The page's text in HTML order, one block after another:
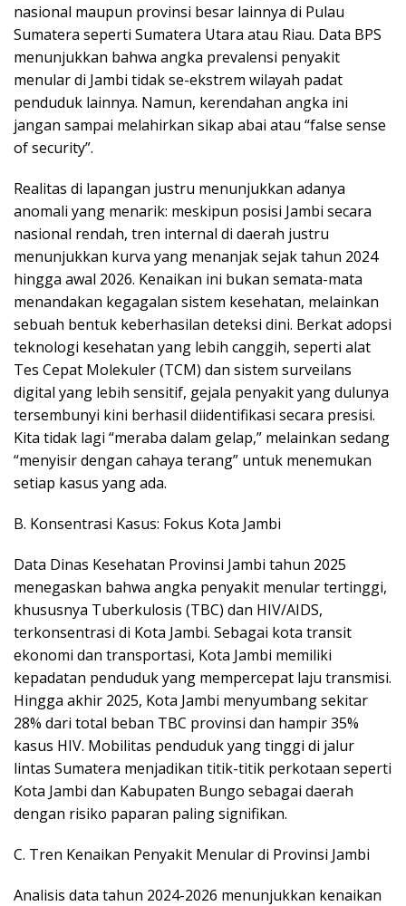
nasional maupun provinsi besar lainnya di Pulau
Sumatera seperti Sumatera Utara atau Riau. Data BPS
menunjukkan bahwa angka prevalensi penyakit
menular di Jambi tidak se-ekstrem wilayah padat
penduduk lainnya. Namun, kerendahan angka ini
jangan sampai melahirkan sikap abai atau “false sense
of security”.
​Realitas di lapangan justru menunjukkan adanya
anomali yang menarik: meskipun posisi Jambi secara
nasional rendah, tren internal di daerah justru
menunjukkan kurva yang menanjak sejak tahun 2024
hingga awal 2026. Kenaikan ini bukan semata-mata
menandakan kegagalan sistem kesehatan, melainkan
sebuah bentuk keberhasilan deteksi dini. Berkat adopsi
teknologi kesehatan yang lebih canggih, seperti alat
Tes Cepat Molekuler (TCM) dan sistem surveilans
digital yang lebih sensitif, gejala penyakit yang dulunya
tersembunyi kini berhasil diidentifikasi secara presisi.
Kita tidak lagi “meraba dalam gelap,” melainkan sedang
“menyisir dengan cahaya terang” untuk menemukan
setiap kasus yang ada.
​B. Konsentrasi Kasus: Fokus Kota Jambi
Data Dinas Kesehatan Provinsi Jambi tahun 2025
menegaskan bahwa angka penyakit menular tertinggi,
khususnya Tuberkulosis (TBC) dan HIV/AIDS,
terkonsentrasi di Kota Jambi. Sebagai kota transit
ekonomi dan transportasi, Kota Jambi memiliki
kepadatan penduduk yang mempercepat laju transmisi.
Hingga akhir 2025, Kota Jambi menyumbang sekitar
28% dari total beban TBC provinsi dan hampir 35%
kasus HIV. Mobilitas penduduk yang tinggi di jalur
lintas Sumatera menjadikan titik-titik perkotaan seperti
Kota Jambi dan Kabupaten Bungo sebagai daerah
dengan risiko paparan paling signifikan.
​C. Tren Kenaikan Penyakit Menular di Provinsi Jambi
Analisis data tahun 2024-2026 menunjukkan kenaikan